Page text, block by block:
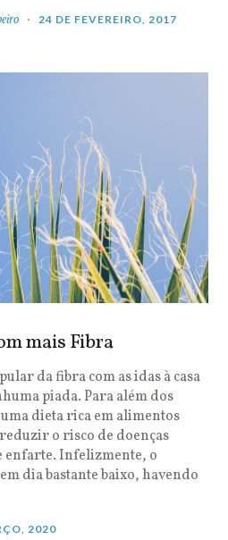
24 DE FEVEREIRO, 2017
mais Fibra
da fibra com as idas à casa
piada. Para além dos
dieta rica em alimentos
o risco de doenças
enfarte. Infelizmente, o
dia bastante baixo, havendo
2020